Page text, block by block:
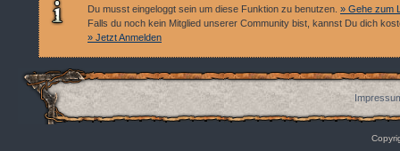
Du musst eingeloggt sein um diese Funktion zu benutzen. » Gehe zum
Falls du noch kein Mitglied unserer Community bist, kannst Du dich
» Jetzt Anmelden